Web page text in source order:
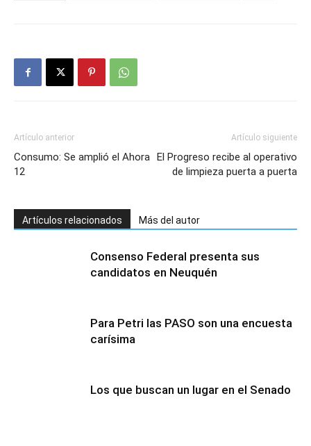
Artículo anterior
Consumo: Se amplió el Ahora
12
Artículo siguiente
El Progreso recibe al operativo
de limpieza puerta a puerta
Artículos relacionados Más del autor
Consenso Federal presenta sus
candidatos en Neuquén
Para Petri las PASO son una encuesta
carísima
Los que buscan un lugar en el Senado